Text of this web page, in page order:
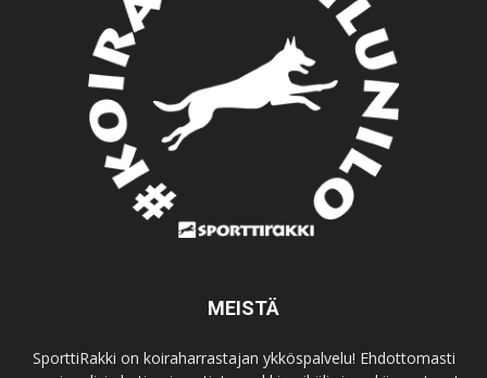
MEISTÄ
SporttiRakki on koiraharrastajan ykköspalvelu! Ehdottomasti